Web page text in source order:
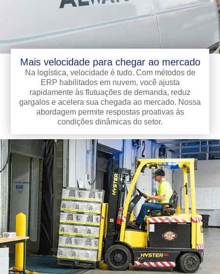
Mais velocidade para chegar ao mercado
Na logística, velocidade é tudo. Com métodos de
ERP habilitados em nuvem, você ajusta
rapidamente às flutuações de demanda, reduz
gargalos e acelera sua chegada ao mercado. Nossa
abordagem permite respostas proativas às
condições dinâmicas do setor.